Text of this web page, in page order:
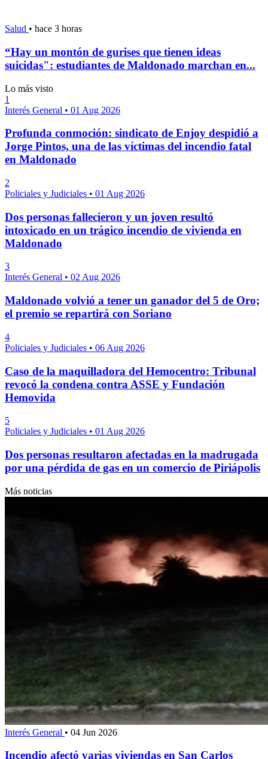
Salud • hace 3 horas
“Hay un montón de gurises que tienen ideas
suicidas": estudiantes de Maldonado marchan en...
Lo más visto
1
Interés General • 01 Aug 2026
Profunda conmoción: sindicato de Enjoy despidió a
Jorge Pintos, una de las víctimas del incendio fatal
en Maldonado
2
Policiales y Judiciales • 01 Aug 2026
Dos personas fallecieron y un joven resultó
intoxicado en un trágico incendio de vivienda en
Maldonado
3
Interés General • 02 Aug 2026
Maldonado volvió a tener un ganador del 5 de Oro;
el premio se repartirá con Soriano
4
Policiales y Judiciales • 06 Aug 2026
Caso de la maquilladora del Hemocentro: Tribunal
revocó la condena contra ASSE y Fundación
Hemovida
5
Policiales y Judiciales • 01 Aug 2026
Dos personas resultaron afectadas en la madrugada
por una pérdida de gas en un comercio de Piriápolis
Más noticias
Interés General • 04 Jun 2026
Incendio afectó varias viviendas en San Carlos